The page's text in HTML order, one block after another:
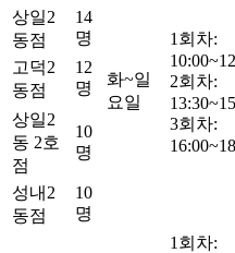
화~일
요일
1회차:
2회차:
3회차:
상일2
동점
14
명
고덕2
동점
12
명
상일2
동 2호
점
10
명
성내2
동점
10
명
1회차: